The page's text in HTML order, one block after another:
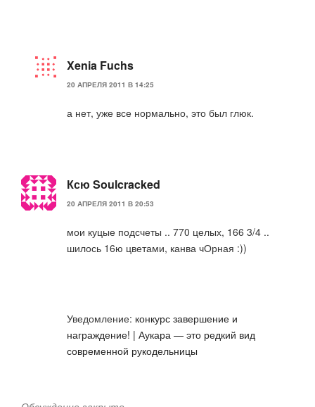
Xenia Fuchs
20 АПРЕЛЯ 2011 В 14:25
а нет, уже все нормально, это был глюк.
Ксю Soulcracked
20 АПРЕЛЯ 2011 В 20:53
мои куцые подсчеты .. 770 целых, 166 3/4 ..
шилось 16ю цветами, канва чОрная :))
Уведомление: конкурс завершение и
награждение! | Аукара — это редкий вид
современной рукодельницы